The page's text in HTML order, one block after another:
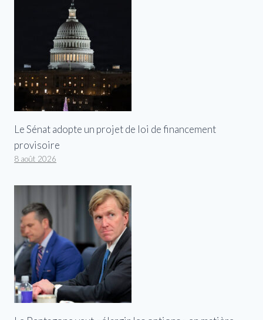
Le Sénat adopte un projet de loi de financement
provisoire
8 août 2026